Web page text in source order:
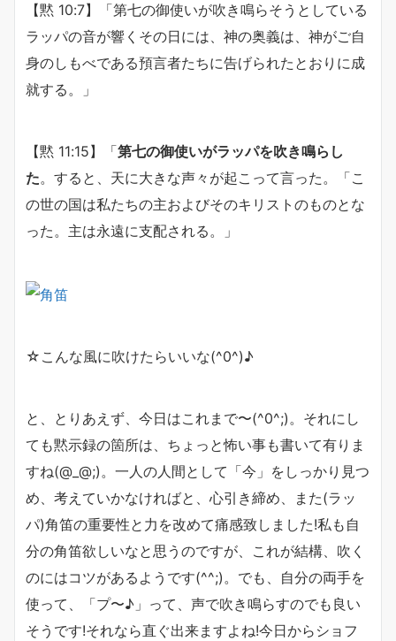
【黙 10:7】「第七の御使いが吹き鳴らそうとしている
ラッパの音が響くその日には、神の奥義は、神がご自
身のしもべである預言者たちに告げられたとおりに成
就する。」
【黙 11:15】「第七の御使いがラッパを吹き鳴らし
た。すると、天に大きな声々が起こって言った。「こ
の世の国は私たちの主およびそのキリストのものとな
った。主は永遠に支配される。」
☆こんな風に吹けたらいいな(^0^)♪
と、とりあえず、今日はこれまで〜(^0^;)。それにし
ても黙示録の箇所は、ちょっと怖い事も書いて有りま
すね(@_@;)。一人の人間として「今」をしっかり見つ
め、考えていかなければと、心引き締め、また(ラッ
パ)角笛の重要性と力を改めて痛感致しました!私も自
分の角笛欲しいなと思うのですが、これが結構、吹く
のにはコツがあるようです(^^;)。でも、自分の両手を
使って、「プ〜♪」って、声で吹き鳴らすのでも良い
そうです!それなら直ぐ出来ますよね!今日からショフ